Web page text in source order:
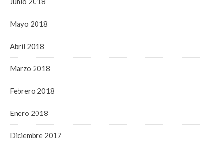
Mayo 2018
Abril 2018
Marzo 2018
Febrero 2018
Enero 2018
Diciembre 2017